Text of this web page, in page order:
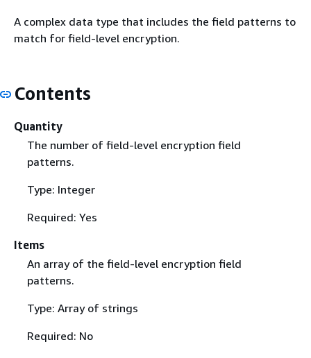
A complex data type that includes the field patterns to
match for field-level encryption.
Contents
Quantity
The number of field-level encryption field
patterns.
Type: Integer
Required: Yes
Items
An array of the field-level encryption field
patterns.
Type: Array of strings
Required: No